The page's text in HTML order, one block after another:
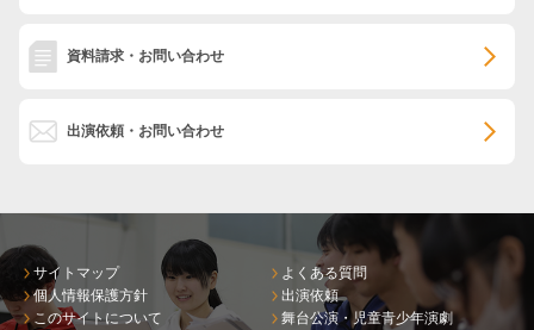
資料請求・お問い合わせ
出演依頼・お問い合わせ
サイトマップ
個人情報保護方針
このサイトについて
よくある質問
出演依頼
舞台公演・児童青少年演劇